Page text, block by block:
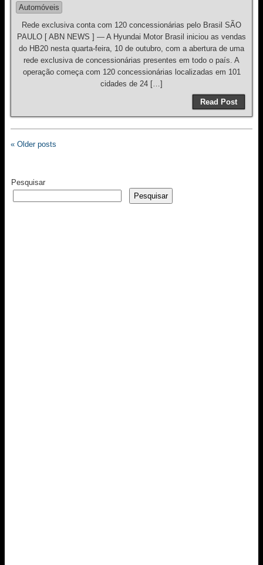
Automóveis
Rede exclusiva conta com 120 concessionárias pelo Brasil SÃO
PAULO [ ABN NEWS ] — A Hyundai Motor Brasil iniciou as vendas
do HB20 nesta quarta-feira, 10 de outubro, com a abertura de uma
rede exclusiva de concessionárias presentes em todo o país. A
operação começa com 120 concessionárias localizadas em 101
cidades de 24 […]
Read Post
« Older posts
Pesquisar
Pesquisar